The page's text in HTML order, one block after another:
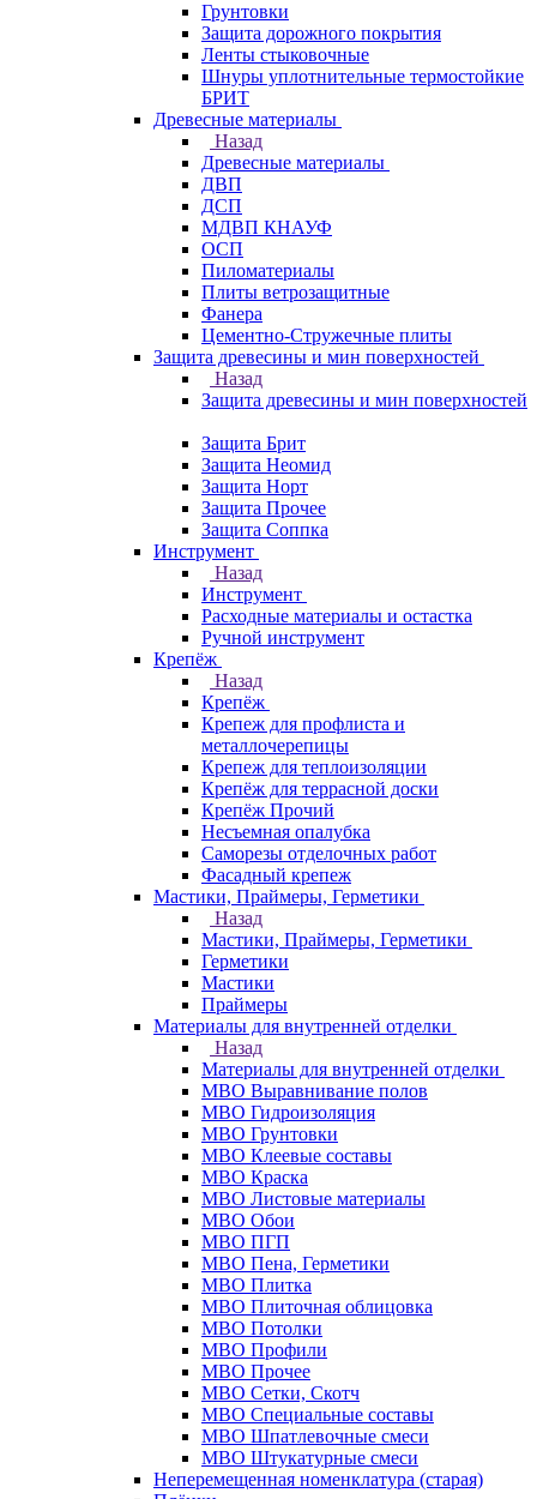
Грунтовки
Защита дорожного покрытия
Ленты стыковочные
Шнуры уплотнительные термостойкие
БРИТ
Древесные материалы
Назад
Древесные материалы
ДВП
ДСП
МДВП КНАУФ
ОСП
Пиломатериалы
Плиты ветрозащитные
Фанера
Цементно-Стружечные плиты
Защита древесины и мин поверхностей
Назад
Защита древесины и мин поверхностей
Защита Брит
Защита Неомид
Защита Норт
Защита Прочее
Защита Соппка
Инструмент
Назад
Инструмент
Расходные материалы и остастка
Ручной инструмент
Крепёж
Назад
Крепёж
Крепеж для профлиста и
металлочерепицы
Крепеж для теплоизоляции
Крепёж для террасной доски
Крепёж Прочий
Несъемная опалубка
Саморезы отделочных работ
Фасадный крепеж
Мастики, Праймеры, Герметики
Назад
Мастики, Праймеры, Герметики
Герметики
Мастики
Праймеры
Материалы для внутренней отделки
Назад
Материалы для внутренней отделки
МВО Выравнивание полов
МВО Гидроизоляция
МВО Грунтовки
МВО Клеевые составы
МВО Краска
МВО Листовые материалы
МВО Обои
МВО ПГП
МВО Пена, Герметики
МВО Плитка
МВО Плиточная облицовка
МВО Потолки
МВО Профили
МВО Прочее
МВО Сетки, Скотч
МВО Специальные составы
МВО Шпатлевочные смеси
МВО Штукатурные смеси
Неперемещенная номенклатура (старая)